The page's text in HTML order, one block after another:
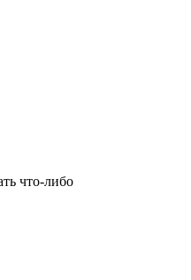
что-либо